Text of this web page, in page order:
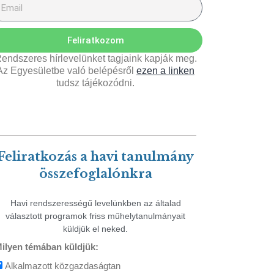
Feliratkozom
hírlevelünket tagjaink kapják meg.
Egyesületbe való belépésről ezen a linken
tudsz tájékozódni.
a havi tanulmány
összefoglalónkra
Havi rendszerességű levelünkben az általad
választott programok friss műhelytanulmányait
küldjük el neked.
témában küldjük:
Alkalmazott közgazdaságtan